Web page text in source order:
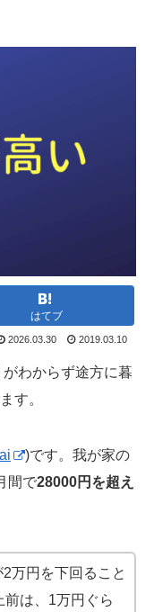
はてブ
2026.03.30 2019.03.10
がわからず途方に暮
す。
)です。我が家の
間で28000円を超え
万円を下回ること
は、1万円ぐら